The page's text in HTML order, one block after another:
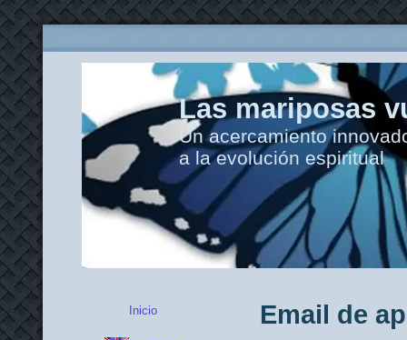
Las mariposas
Un acercamiento
a la evolución espiritual
Inicio Email de